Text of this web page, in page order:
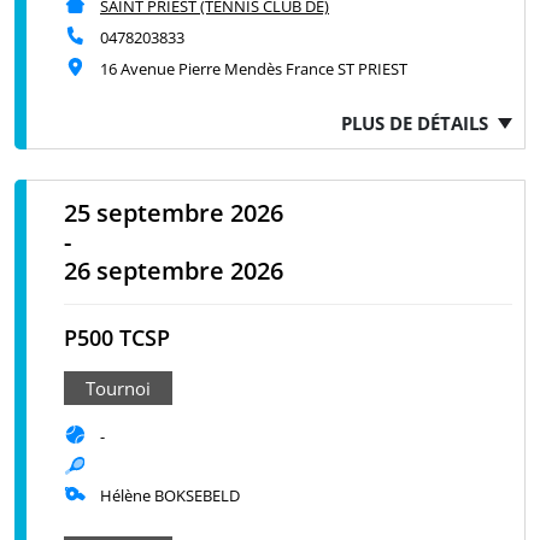
SAINT PRIEST (TENNIS CLUB DE)
0478203833
16 Avenue Pierre Mendès France ST PRIEST
PLUS DE DÉTAILS
25 septembre 2026
-
26 septembre 2026
P500 TCSP
Tournoi
-
Hélène BOKSEBELD